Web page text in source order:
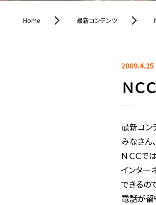
Home 最新コンテンツ
2009.4.25
ＮＣ
最新コン
みなさん
ＮＣＣで
インター
できるの
電話が留